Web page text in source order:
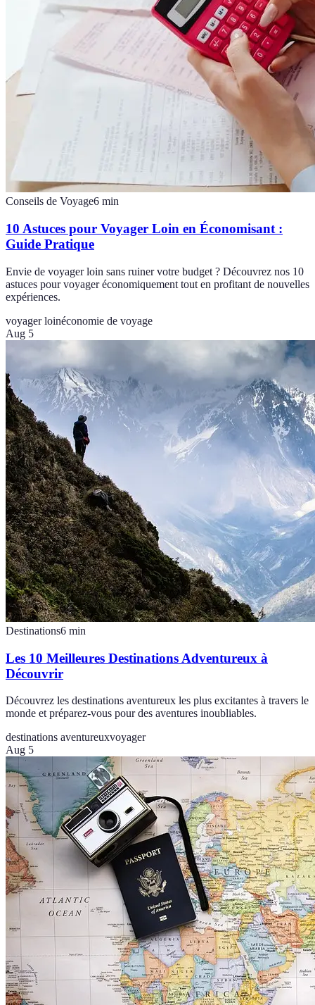
Conseils de Voyage6 min
10 Astuces pour Voyager Loin en Économisant :
Guide Pratique
Envie de voyager loin sans ruiner votre budget ? Découvrez nos 10
astuces pour voyager économiquement tout en profitant de nouvelles
expériences.
voyager loinéconomie de voyage
Aug 5
Destinations6 min
Les 10 Meilleures Destinations Adventureux à
Découvrir
Découvrez les destinations aventureux les plus excitantes à travers le
monde et préparez-vous pour des aventures inoubliables.
destinations aventureuxvoyager
Aug 5